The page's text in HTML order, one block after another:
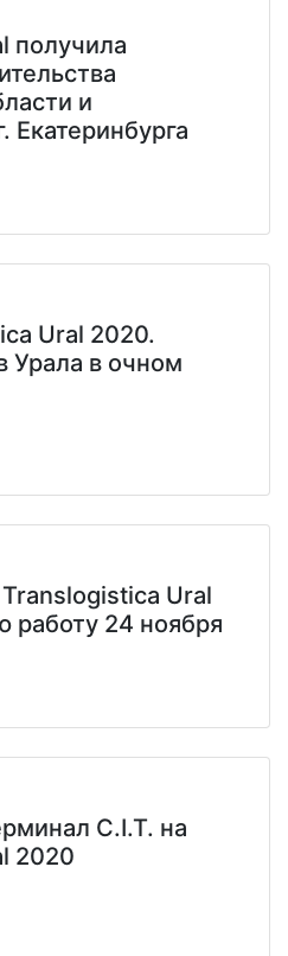
получила
и
Екатеринбурга
Ural 2020.
Урала в очном
Ural
работу 24 ноября
C.I.T. на
2020